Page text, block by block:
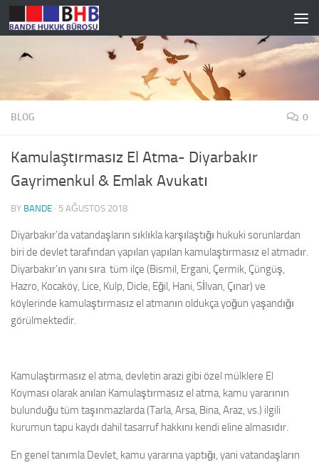
Skip to content
BLOG 0
Kamulaştırmasız El Atma- Diyarbakır
Gayrimenkul & Emlak Avukatı
BY BANDE · 5 AĞUSTOS 2018
Diyarbakır’da vatandaşların sıklıkla karşılaştığı hukuki sorunlardan
biri de devlet tarafından yapılan yapılan kamulaştırmasız el atmadır.
Diyarbakır’ın yanı sıra tüm ilçe (Bismil, Ergani, Çermik, Çüngüş,
Hazro, Kocaköy, Lice, Kulp, Dicle, Eğil, Hani, Sİlvan, Çınar) ve
köylerinde kamulaştırmasız el atmanın oldukça yoğun yaşandığı
görülmektedir.
Kamulaştırmasız el atma, devletin arazi gibi özel mülklere El
Koyması olarak anılan Kamulaştırmasız el atma, kamu yararının
bulunduğu tüm taşınmazlarda (Tarla, Arsa, Bina, Araz, vs.) ilgili
kurumun tapu kaydı dahil tasarruf hakkını kendi eline almasıdır.
En genel tanımla Devlet, kamu yararına yaptığı, yani vatandaşların